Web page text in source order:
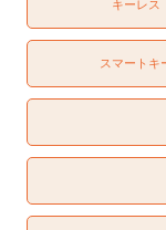
キーレス
スマートキ